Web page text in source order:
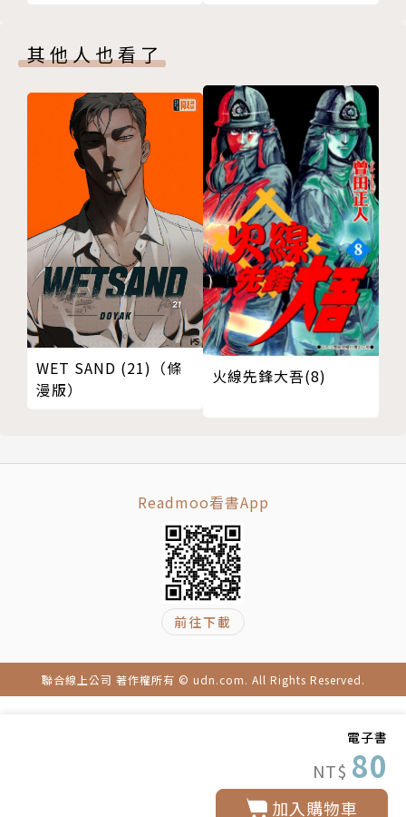
電子書
NT$ 80
加入購物車
其他人也看了
WET SAND (21)（條
漫版）
火線先鋒大吾(8)
Readmoo看書App
前往下載
聯合線上公司 著作權所有 © udn.com. All Rights Reserved.